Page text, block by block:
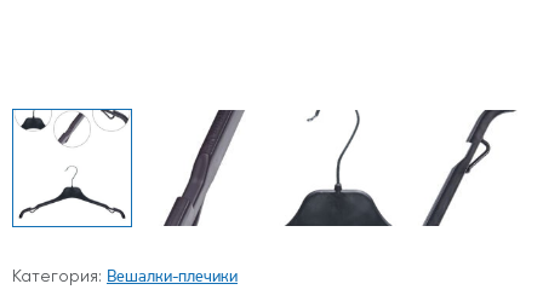
Категория: Вешалки-плечики